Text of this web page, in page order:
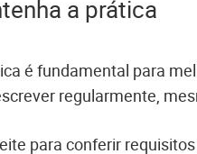
a prática
é fundamental para
regularmente,
para conferir